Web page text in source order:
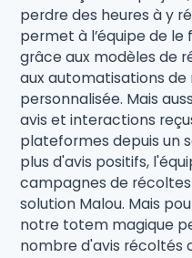
perdre des heures à y
permet à l’équipe de
grâce aux modèles de
aux automatisations de
personnalisée. Mais
avis et interactions
plateformes depuis un
plus d'avis positifs,
campagnes de
solution Malou. Mais
notre totem magique
nombre d'avis récoltés